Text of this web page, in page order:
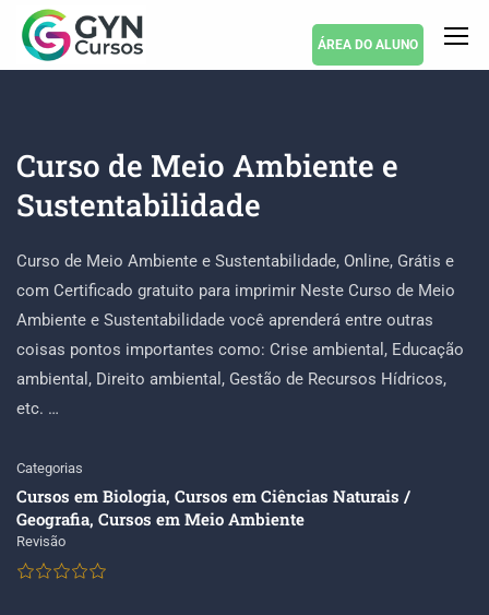
ÁREA DO ALUNO
Curso de Meio Ambiente e
Sustentabilidade
Curso de Meio Ambiente e Sustentabilidade, Online, Grátis e
com Certificado gratuito para imprimir Neste Curso de Meio
Ambiente e Sustentabilidade você aprenderá entre outras
coisas pontos importantes como: Crise ambiental, Educação
ambiental, Direito ambiental, Gestão de Recursos Hídricos,
etc. …
Categorias
Cursos em Biologia, Cursos em Ciências Naturais /
Geografia, Cursos em Meio Ambiente
Revisão